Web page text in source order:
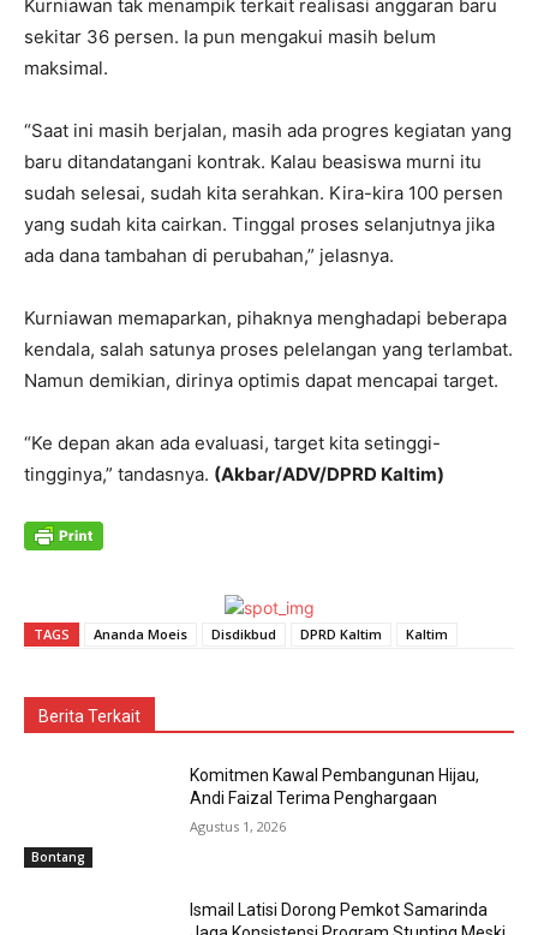
Kurniawan tak menampik terkait realisasi anggaran baru
sekitar 36 persen. Ia pun mengakui masih belum
maksimal.
“Saat ini masih berjalan, masih ada progres kegiatan yang
baru ditandatangani kontrak. Kalau beasiswa murni itu
sudah selesai, sudah kita serahkan. Kira-kira 100 persen
yang sudah kita cairkan. Tinggal proses selanjutnya jika
ada dana tambahan di perubahan,” jelasnya.
Kurniawan memaparkan, pihaknya menghadapi beberapa
kendala, salah satunya proses pelelangan yang terlambat.
Namun demikian, dirinya optimis dapat mencapai target.
“Ke depan akan ada evaluasi, target kita setinggi-
tingginya,” tandasnya. (Akbar/ADV/DPRD Kaltim)
TAGS Ananda Moeis Disdikbud DPRD Kaltim Kaltim
Berita Terkait
Bontang
Komitmen Kawal Pembangunan Hijau,
Andi Faizal Terima Penghargaan
Agustus 1, 2026
Ismail Latisi Dorong Pemkot Samarinda